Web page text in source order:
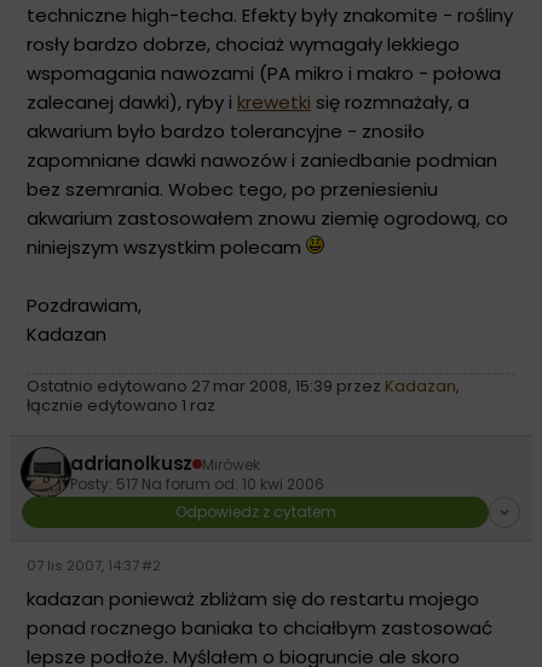
techniczne high-techa. Efekty były znakomite - rośliny
rosły bardzo dobrze, chociaż wymagały lekkiego
wspomagania nawozami (PA mikro i makro - połowa
zalecanej dawki), ryby i krewetki się rozmnażały, a
akwarium było bardzo tolerancyjne - znosiło
zapomniane dawki nawozów i zaniedbanie podmian
bez szemrania. Wobec tego, po przeniesieniu
akwarium zastosowałem znowu ziemię ogrodową, co
niniejszym wszystkim polecam
Pozdrawiam,
Kadazan
Ostatnio edytowano 27 mar 2008, 15:39 przez Kadazan,
łącznie edytowano 1 raz
adrianolkusz Mirówek
Posty: 517 Na forum od: 10 kwi 2006
Odpowiedz z cytatem
07 lis 2007, 14:37#2
kadazan ponieważ zbliżam się do restartu mojego
ponad rocznego baniaka to chciałbym zastosować
lepsze podłoże. Myślałem o biogruncie ale skoro